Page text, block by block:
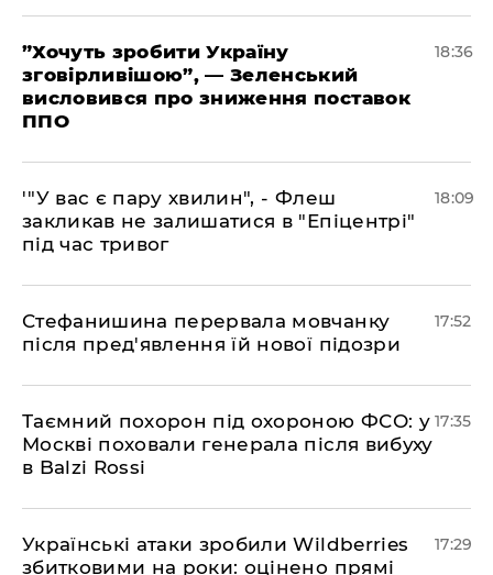
​”Хочуть зробити Україну
зговірливішою”, — Зеленський
висловився про зниження поставок
ППО
18:36
​'"У вас є пару хвилин", - Флеш
закликав не залишатися в "Епіцентрі"
під час тривог
18:09
​Стефанишина перервала мовчанку
після пред'явлення їй нової підозри
17:52
​Таємний похорон під охороною ФСО: у
Москві поховали генерала після вибуху
в Balzi Rossi
17:35
​Українські атаки зробили Wildberries
збитковими на роки: оцінено прямі
17:29